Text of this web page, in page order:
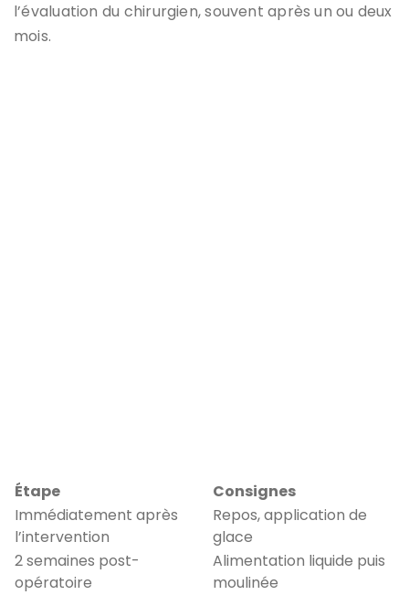
l’évaluation du chirurgien, souvent après un ou deux
mois.
Étape
Consignes
Immédiatement après
l’intervention
Repos, application de
glace
2 semaines post-
opératoire
Alimentation liquide puis
moulinée